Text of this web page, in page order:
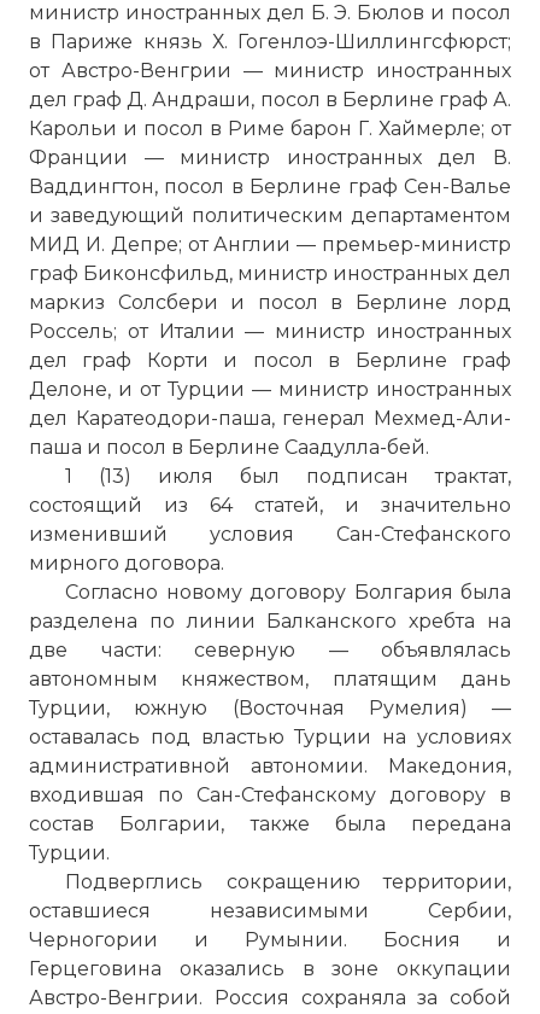
министр иностранных дел Б. Э. Бюлов и посол
в Париже князь Х. Гогенлоэ-Шиллингсфюрст;
от Австро-Венгрии — министр иностранных
дел граф Д. Андраши, посол в Берлине граф А.
Карольи и посол в Риме барон Г. Хаймерле; от
Франции — министр иностранных дел В.
Ваддингтон, посол в Берлине граф Сен-Валье
и заведующий политическим департаментом
МИД И. Депре; от Англии — премьер-министр
граф Биконсфильд, министр иностранных дел
маркиз Солсбери и посол в Берлине лорд
Россель; от Италии — министр иностранных
дел граф Корти и посол в Берлине граф
Делоне, и от Турции — министр иностранных
дел Каратеодори-паша, генерал Мехмед-Али-
паша и посол в Берлине Саадулла-бей.
1 (13) июля был подписан трактат,
состоящий из 64 статей, и значительно
изменивший условия Сан-Стефанского
мирного договора.
Согласно новому договору Болгария была
разделена по линии Балканского хребта на
две части: северную — объявлялась
автономным княжеством, платящим дань
Турции, южную (Восточная Румелия) —
оставалась под властью Турции на условиях
административной автономии. Македония,
входившая по Сан-Стефанскому договору в
состав Болгарии, также была передана
Турции.
Подверглись сокращению территории,
оставшиеся независимыми Сербии,
Черногории и Румынии. Босния и
Герцеговина оказались в зоне оккупации
Австро-Венгрии. Россия сохраняла за собой
☓